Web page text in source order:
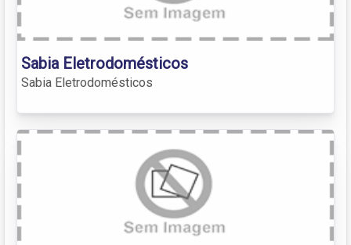
Sabia Eletrodomésticos
Sabia Eletrodomésticos